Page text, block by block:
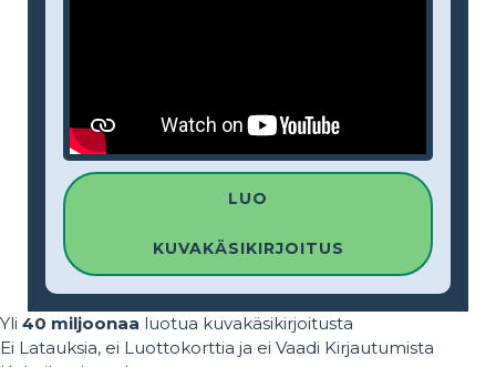
LUO
KUVAKÄSIKIRJOITUS
Yli 40 miljoonaa luotua kuvakäsikirjoitusta
Ei Latauksia, ei Luottokorttia ja ei Vaadi Kirjautumista